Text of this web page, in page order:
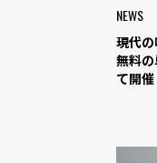
NEWS
現代
無料の
て開催